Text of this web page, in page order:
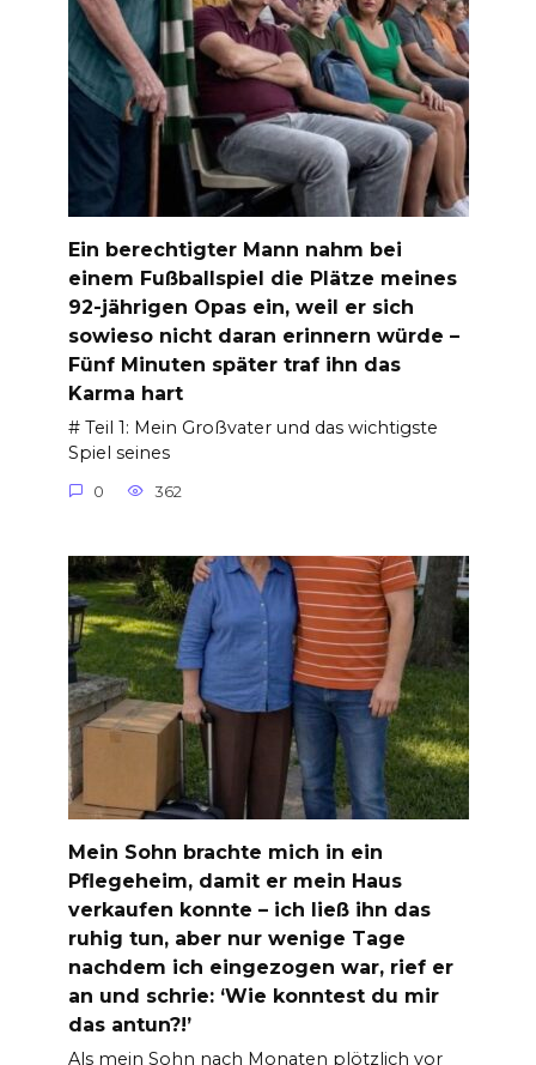
Ein berechtigter Mann nahm bei
einem Fußballspiel die Plätze meines
92-jährigen Opas ein, weil er sich
sowieso nicht daran erinnern würde –
Fünf Minuten später traf ihn das
Karma hart
# Teil 1: Mein Großvater und das wichtigste
Spiel seines
0 362
Mein Sohn brachte mich in ein
Pflegeheim, damit er mein Haus
verkaufen konnte – ich ließ ihn das
ruhig tun, aber nur wenige Tage
nachdem ich eingezogen war, rief er
an und schrie: ‘Wie konntest du mir
das antun?!’
Als mein Sohn nach Monaten plötzlich vor